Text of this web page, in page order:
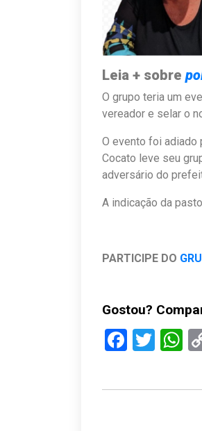
Leia + sobre
O grupo teria um
vereador e selar o
O evento foi adiado
Cocato leve seu
adversário do
A indicação da
PARTICIPE DO
Gostou?